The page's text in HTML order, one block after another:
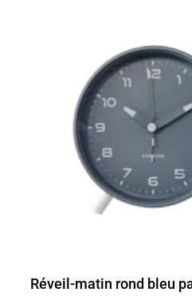
Réveil-matin rond bleu